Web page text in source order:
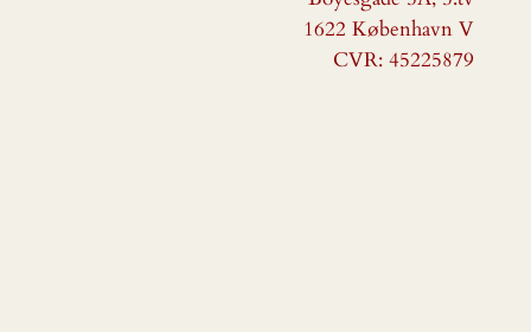
1622 København V
CVR: 45225879